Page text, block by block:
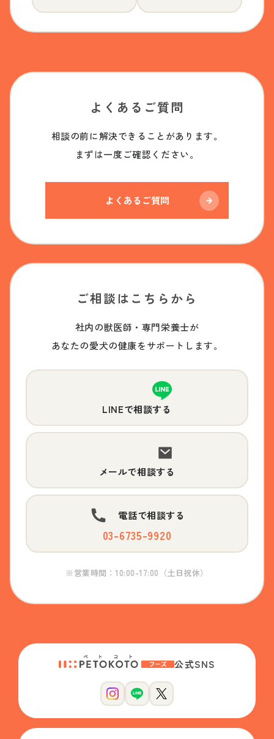
よくあるご質問
相談の前に解決できることがあります。
まずは一度ご確認ください。
よくあるご質問
ご相談はこちらから
社内の獣医師・専門栄養士が
あなたの愛犬の健康をサポートします。
LINEで相談する
メールで相談する
電話で相談する
03-6735-9920
※営業時間：10:00-17:00（土日祝休）
公式SNS